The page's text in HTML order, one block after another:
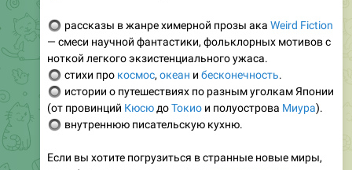
рассказы в жанре химерной прозы ака Weird Fiction
— смеси научной фантастики, фольклорных мотивов с
ноткой легкого экзистенциального ужаса.
стихи про космос, океан и бесконечность.
истории о путешествиях по разным уголкам Японии
(от провинций Кюсю доТокио и полуострова Миура).
внутреннюю писательскую кухню.
Если вы хотите погрузиться в странные новые миры,